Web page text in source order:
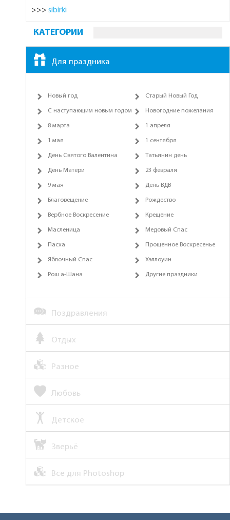
>>> sibirki
КАТЕГОРИИ
Для праздника
Новый год Старый Новый Год
С наступающим новым годом Новогодние пожелания
8 марта 1 апреля
1 мая 1 сентября
День Святого Валентина Татьянин день
День Матери 23 февраля
9 мая День ВДВ
Благовещение Рождество
Вербное Воскресение Крещение
Масленица Медовый Спас
Пасха Прощенное Воскресенье
Яблочный Спас Хэллоуин
Рош а-Шана Другие праздники
Поздравления
Отдых
Разное
Любовь
Детское
Зверьё
Все для Photoshop